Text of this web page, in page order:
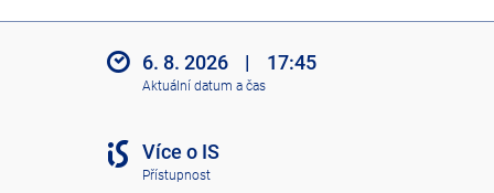
6. 8. 2026 | 17:45
Aktuální datum a čas
Více o IS
Přístupnost